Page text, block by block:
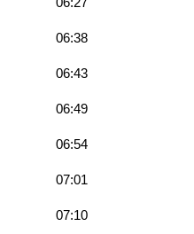
06:38
06:43
06:49
06:54
07:01
07:10